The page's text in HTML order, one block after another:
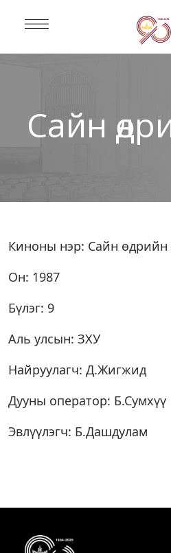
Сайн
Киноны нэр: Сайн өдрийн
Он: 1987
Бүлэг: 9
Аль улсын: ЗХУ
Найруулагч: Д.Жигжид
Дууны оператор: Б.Сумхүү
Эвлүүлэгч: Б.Дашдулам